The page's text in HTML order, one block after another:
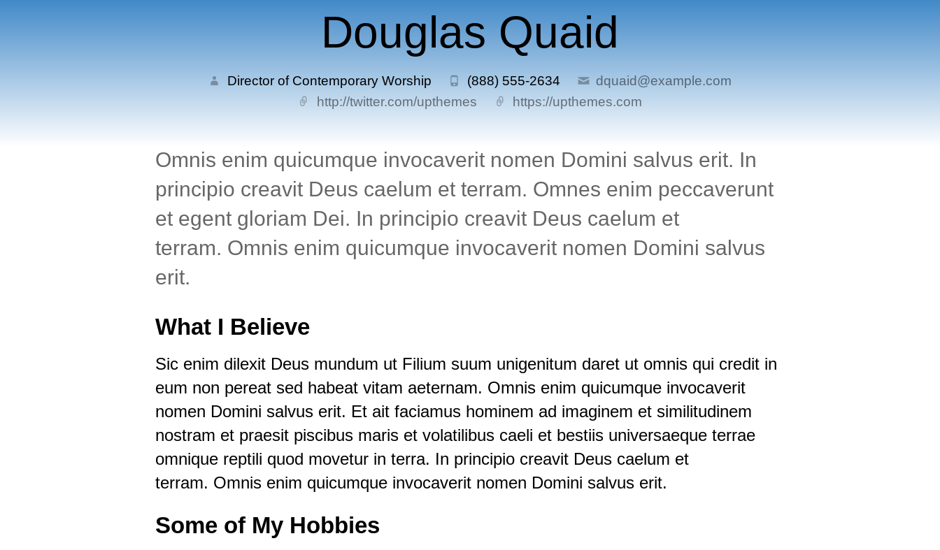
Douglas Quaid
Director of Contemporary Worship (888) 555-2634
dquaid@example.com
http://twitter.com/upthemes
https://upthemes.com
Omnis enim quicumque invocaverit nomen Domini salvus erit. In
principio creavit Deus caelum et terram. Omnes enim peccaverunt
et egent gloriam Dei. In principio creavit Deus caelum et
terram. Omnis enim quicumque invocaverit nomen Domini salvus
erit.
What I Believe
Sic enim dilexit Deus mundum ut Filium suum unigenitum daret ut omnis qui credit in
eum non pereat sed habeat vitam aeternam. Omnis enim quicumque invocaverit
nomen Domini salvus erit. Et ait faciamus hominem ad imaginem et similitudinem
nostram et praesit piscibus maris et volatilibus caeli et bestiis universaeque terrae
omnique reptili quod movetur in terra. In principio creavit Deus caelum et
terram. Omnis enim quicumque invocaverit nomen Domini salvus erit.
Some of My Hobbies